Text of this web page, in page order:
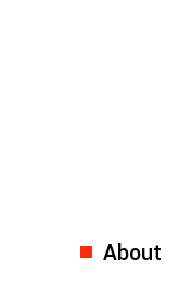
About